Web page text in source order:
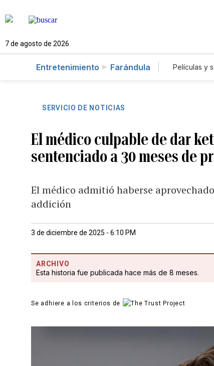
7 de agosto de 2026
Entretenimiento Farándula Películas y
SERVICIO DE NOTICIAS
El médico culpable de dar
sentenciado a 30 meses de
El médico admitió haberse
addición
3 de diciembre de 2025 - 6:10 PM
ARCHIVO
Esta historia fue publicada hace más de 8 meses.
Se adhiere a los criterios de